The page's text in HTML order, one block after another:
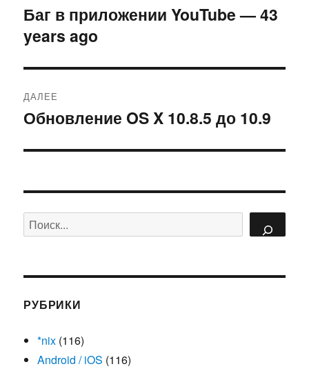
по
записям
Предыдущая
запись:
Баг в приложении YouTube — 43
years ago
ДАЛЕЕ
Следующая
Обновление OS X 10.8.5 до 10.9
Поиск
РУБРИКИ
*nix (116)
Android / iOS (116)